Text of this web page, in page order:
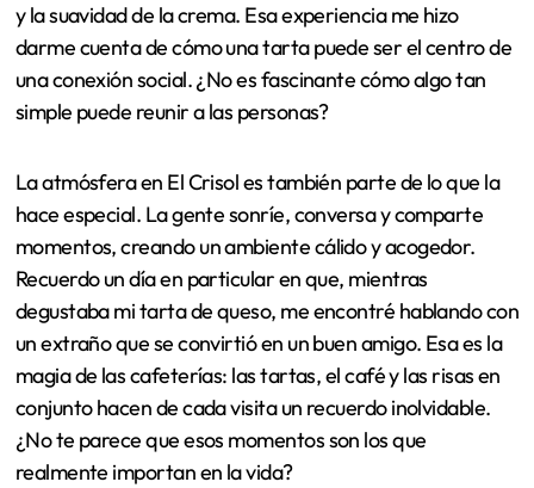
y la suavidad de la crema. Esa experiencia me hizo
darme cuenta de cómo una tarta puede ser el centro de
una conexión social. ¿No es fascinante cómo algo tan
simple puede reunir a las personas?
La atmósfera en El Crisol es también parte de lo que la
hace especial. La gente sonríe, conversa y comparte
momentos, creando un ambiente cálido y acogedor.
Recuerdo un día en particular en que, mientras
degustaba mi tarta de queso, me encontré hablando con
un extraño que se convirtió en un buen amigo. Esa es la
magia de las cafeterías: las tartas, el café y las risas en
conjunto hacen de cada visita un recuerdo inolvidable.
¿No te parece que esos momentos son los que
realmente importan en la vida?